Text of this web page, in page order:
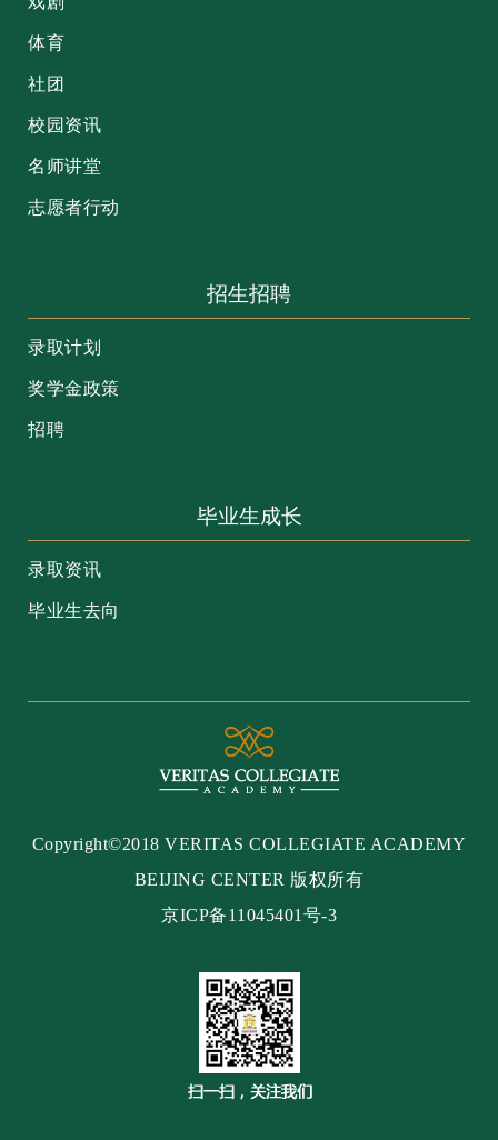
体育
社团
校园资讯
名师讲堂
志愿者行动
招生招聘
录取计划
奖学金政策
招聘
毕业生成长
录取资讯
毕业生去向
Copyright©2018 VERITAS COLLEGIATE ACADEMY
BEIJING CENTER 版权所有
京ICP备11045401号-3